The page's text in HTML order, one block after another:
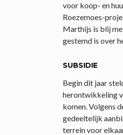
voor koop- en
Roezemoes-
Marthijs is blij
gestemd is over
SUBSIDIE
Begin dit jaar
herontwikkeling
komen. Volgens
gedeeltelijk
terrein voor